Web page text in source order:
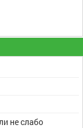
не слабо